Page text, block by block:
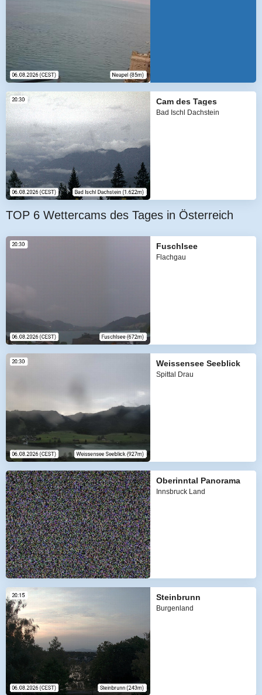
Cam des Tages
Bad Ischl Dachstein
TOP 6 Wettercams des Tages in Österreich
Fuschlsee
Flachgau
Weissensee Seeblick
Spittal Drau
Oberinntal Panorama
Innsbruck Land
Steinbrunn
Burgenland